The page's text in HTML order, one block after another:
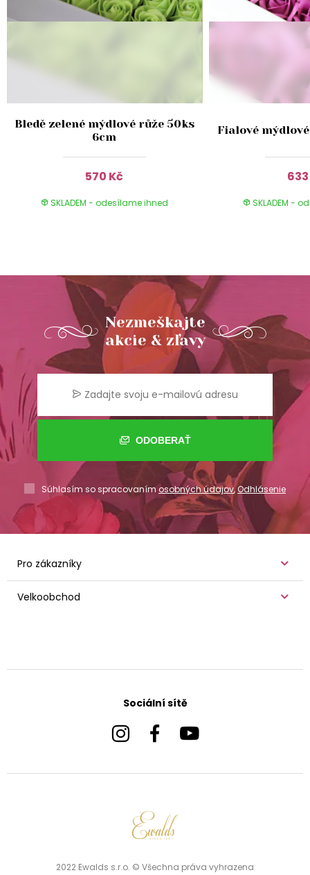
Bledě zelené mýdlové růže 50ks
6cm
570 Kč
SKLADEM - odesílame ihned
Fialové
SKLADEM -
Nezmeškajte
akcie & zľavy
ODOBERAŤ
Súhlasím so spracovaním osobných údajov,Odhlásenie
Pro zákazníky
Velkoobchod
Sociální sítě
2022 Ewalds s.r.o. © Všechna práva vyhrazena